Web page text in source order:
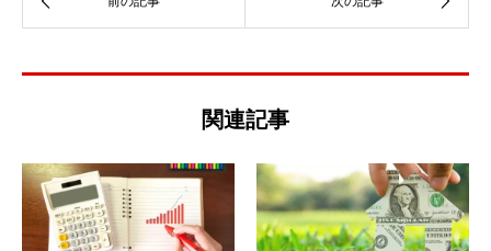
関連記事